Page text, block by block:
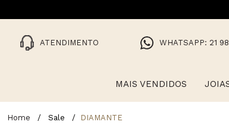
ATENDIMENTO WHATSAPP: 21
MAIS VENDIDOS
Sale DIAMANTE